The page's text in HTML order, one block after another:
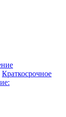
Краткосрочное